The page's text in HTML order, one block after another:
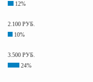
12%
2.100 РУБ.
10%
3.500 РУБ.
24%